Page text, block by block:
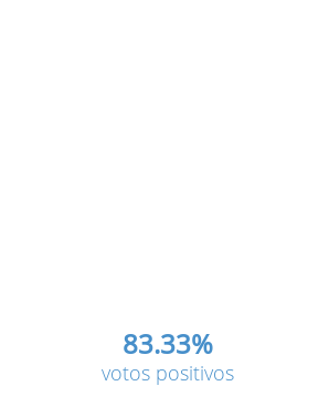
83.33%
votos positivos